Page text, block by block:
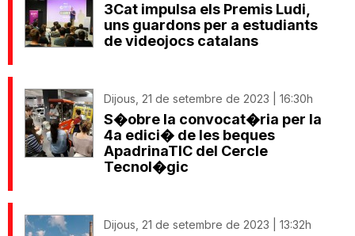
3Cat impulsa els Premis Ludi,
uns guardons per a estudiants
de videojocs catalans
Dijous, 21 de setembre de 2023 | 16:30h
S�obre la convocat�ria per la
4a edici� de les beques
ApadrinaTIC del Cercle
Tecnol�gic
Dijous, 21 de setembre de 2023 | 13:32h